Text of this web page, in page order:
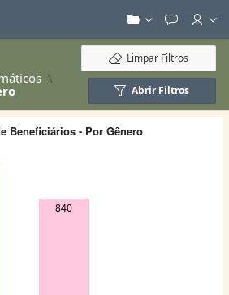
Limpar Filtros
Abrir Filtros
840
Beneficiários - Por Gênero